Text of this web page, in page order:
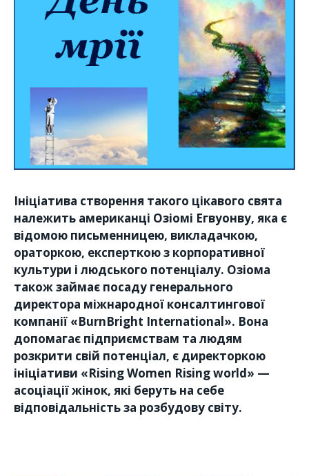
Ініціатива створення такого цікавого свята
належить американці Озіомі Егвуонву, яка є
відомою письменницею, викладачкою,
ораторкою, експерткою з корпоративної
культури і людського потенціалу. Озіома
також займає посаду генерального
директора міжнародної консалтингової
компанії «BurnBright International». Вона
допомагає підприємствам та людям
розкрити свій потенціал, є директоркою
ініціативи «Rising Women Rising world» —
асоціації жінок, які беруть на себе
відповідальність за розбудову світу.